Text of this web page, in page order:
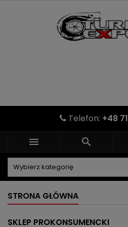
Telefon: +48
 
STRONA GŁÓWNA
SKLEP PROKONSUMENCKI